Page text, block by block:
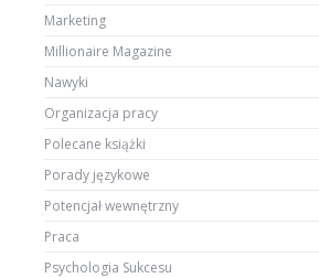
Marketing
Millionaire Magazine
Nawyki
Organizacja pracy
Polecane książki
Porady językowe
Potencjał wewnętrzny
Praca
Psychologia Sukcesu